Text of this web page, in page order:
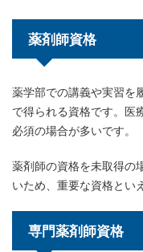
薬剤師資格
薬学部での講義や実習を
で得られる資格です。医
必須の場合が多いです。
薬剤師の資格を未取得の
いため、重要な資格とい
専門薬剤師資格